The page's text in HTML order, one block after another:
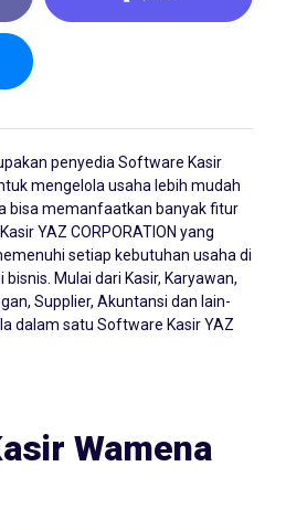
penyedia Software Kasir
mengelola usaha lebih mudah
bisa memanfaatkan banyak fitur
YAZ CORPORATION yang
setiap kebutuhan usaha di
Mulai dari Kasir, Karyawan,
Supplier, Akuntansi dan lain-
dalam satu Software Kasir YAZ
Wamena